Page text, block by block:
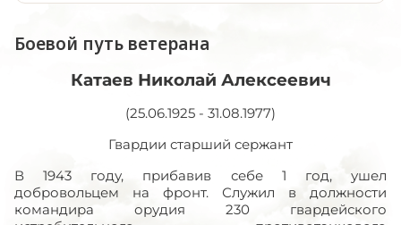
Боевой путь ветерана
Катаев Николай Алексеевич
(25.06.1925 - 31.08.1977)
Гвардии старший сержант
В 1943 году, прибавив себе 1 год, ушел
добровольцем на фронт. Служил в должности
командира орудия 230 гвардейского